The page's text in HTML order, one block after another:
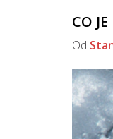
CO
Od